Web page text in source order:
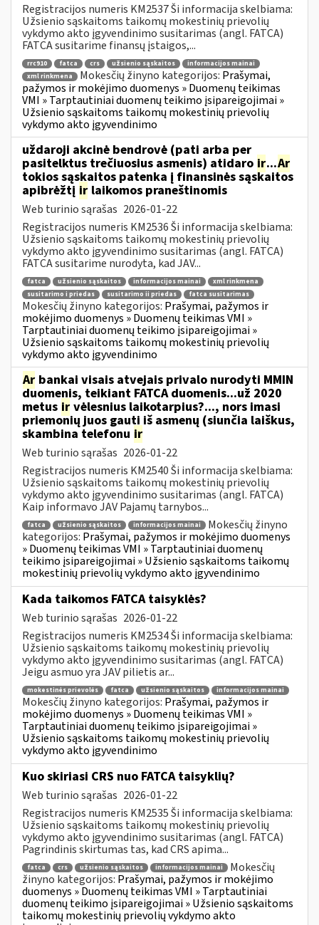
Registracijos numeris KM2537 Ši informacija skelbiama:
Užsienio sąskaitoms taikomų mokestinių prievolių
vykdymo akto įgyvendinimo susitarimas (angl. FATCA)
FATCA susitarime finansų įstaigos,...
rrc910 fatca crs užsienio sąskaitos
informacijos mainai
xml rinkmena
Mokesčių žinyno kategorijos: Prašymai,
pažymos ir mokėjimo duomenys » Duomenų teikimas
VMI » Tarptautiniai duomenų teikimo įsipareigojimai »
Užsienio sąskaitoms taikomų mokestinių prievolių
vykdymo akto įgyvendinimo
uždaroji akcinė bendrovė (pati arba per
pasitelktus trečiuosius asmenis) atidaro ir...Ar
tokios sąskaitos patenka į finansinės sąskaitos
apibrėžtį ir laikomos praneštinomis
Web turinio sąrašas 2026-01-22
Registracijos numeris KM2536 Ši informacija skelbiama:
Užsienio sąskaitoms taikomų mokestinių prievolių
vykdymo akto įgyvendinimo susitarimas (angl. FATCA)
FATCA susitarime nurodyta, kad JAV...
fatca užsienio sąskaitos informacijos mainai
xml rinkmena
susitarimo i priedas
susitarimo ii priedas fatca susitarimas
Mokesčių žinyno kategorijos: Prašymai, pažymos ir
mokėjimo duomenys » Duomenų teikimas VMI »
Tarptautiniai duomenų teikimo įsipareigojimai »
Užsienio sąskaitoms taikomų mokestinių prievolių
vykdymo akto įgyvendinimo
Ar bankai visais atvejais privalo nurodyti MMIN
duomenis, teikiant FATCA duomenis...už 2020
metus ir vėlesnius laikotarpius?..., nors imasi
priemonių juos gauti iš asmenų (siunčia laiškus,
skambina telefonu ir
Web turinio sąrašas 2026-01-22
Registracijos numeris KM2540 Ši informacija skelbiama:
Užsienio sąskaitoms taikomų mokestinių prievolių
vykdymo akto įgyvendinimo susitarimas (angl. FATCA)
Kaip informavo JAV Pajamų tarnybos...
fatca užsienio sąskaitos informacijos mainai
Mokesčių žinyno
kategorijos: Prašymai, pažymos ir mokėjimo duomenys
» Duomenų teikimas VMI » Tarptautiniai duomenų
teikimo įsipareigojimai » Užsienio sąskaitoms taikomų
mokestinių prievolių vykdymo akto įgyvendinimo
Kada taikomos FATCA taisyklės?
Web turinio sąrašas 2026-01-22
Registracijos numeris KM2534 Ši informacija skelbiama:
Užsienio sąskaitoms taikomų mokestinių prievolių
vykdymo akto įgyvendinimo susitarimas (angl. FATCA)
Jeigu asmuo yra JAV pilietis ar...
mokestinės prievolės fatca užsienio sąskaitos informacijos mainai
Mokesčių žinyno kategorijos: Prašymai, pažymos ir
mokėjimo duomenys » Duomenų teikimas VMI »
Tarptautiniai duomenų teikimo įsipareigojimai »
Užsienio sąskaitoms taikomų mokestinių prievolių
vykdymo akto įgyvendinimo
Kuo skiriasi CRS nuo FATCA taisyklių?
Web turinio sąrašas 2026-01-22
Registracijos numeris KM2535 Ši informacija skelbiama:
Užsienio sąskaitoms taikomų mokestinių prievolių
vykdymo akto įgyvendinimo susitarimas (angl. FATCA)
Pagrindinis skirtumas tas, kad CRS apima...
fatca crs užsienio sąskaitos informacijos mainai
Mokesčių
žinyno kategorijos: Prašymai, pažymos ir mokėjimo
duomenys » Duomenų teikimas VMI » Tarptautiniai
duomenų teikimo įsipareigojimai » Užsienio sąskaitoms
taikomų mokestinių prievolių vykdymo akto